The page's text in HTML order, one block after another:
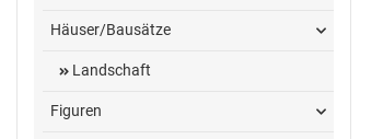
Häuser/Bausätze
Landschaft
Figuren